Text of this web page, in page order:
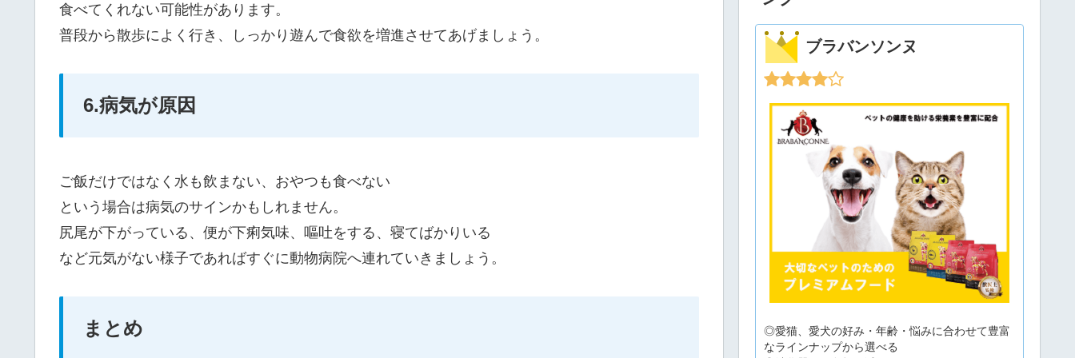
食べてくれない可能性があります。
普段から散歩によく行き、しっかり遊んで食欲を増進させてあげましょう。
6.病気が原因
ご飯だけではなく水も飲まない、おやつも食べない
という場合は病気のサインかもしれません。
尻尾が下がっている、便が下痢気味、嘔吐をする、寝てばかりいる
など元気がない様子であればすぐに動物病院へ連れていきましょう。
まとめ
ブラバンソンヌ
◎愛猫、愛犬の好み・年齢・悩みに合わせて豊富
なラインナップから選べる